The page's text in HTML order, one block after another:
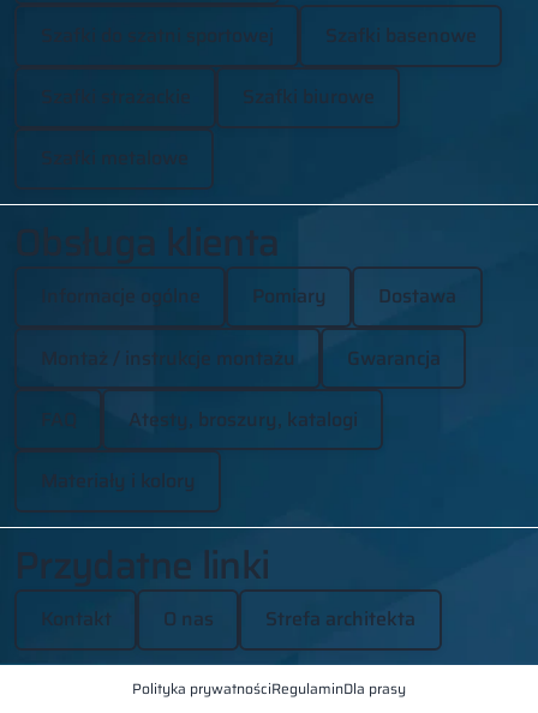
Szafki do szatni sportowej Szafki basenowe
Szafki strażackie Szafki biurowe
Szafki metalowe
Obsługa klienta
Informacje ogólne Pomiary Dostawa
Montaż / instrukcje montażu Gwarancja
FAQ Atesty, broszury, katalogi
Materiały i kolory
Przydatne linki
Kontakt O nas Strefa architekta
Polityka prywatnościRegulaminDla prasy